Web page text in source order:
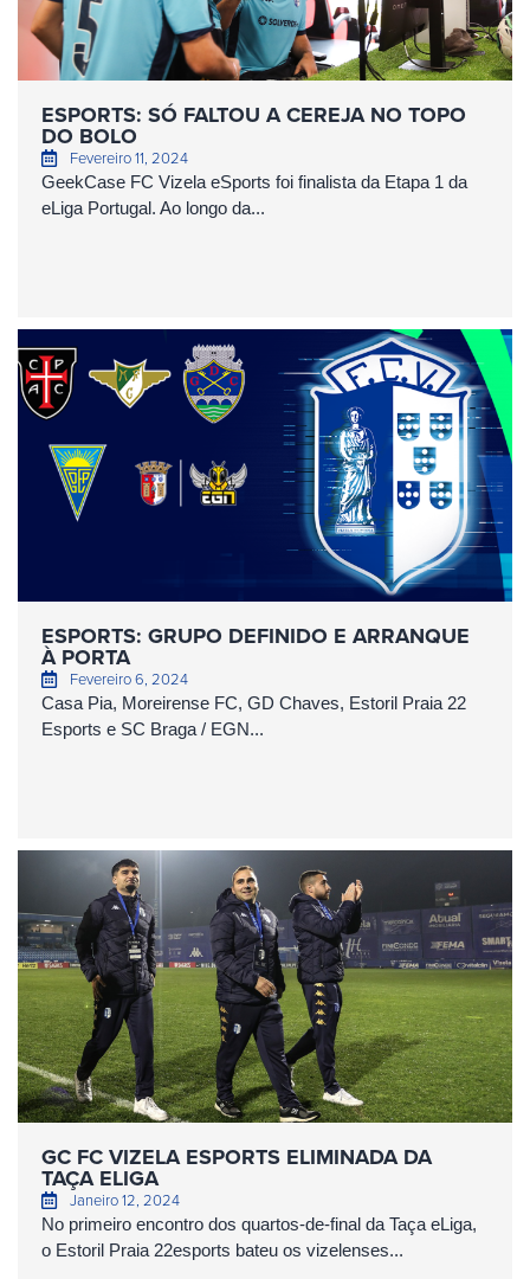
ESPORTS: SÓ FALTOU A CEREJA NO TOPO
DO BOLO
Fevereiro 11, 2024
GeekCase FC Vizela eSports foi finalista da Etapa 1 da
eLiga Portugal. Ao longo da...
ESPORTS: GRUPO DEFINIDO E ARRANQUE
À PORTA
Fevereiro 6, 2024
Casa Pia, Moreirense FC, GD Chaves, Estoril Praia 22
Esports e SC Braga / EGN...
GC FC VIZELA ESPORTS ELIMINADA DA
TAÇA ELIGA
Janeiro 12, 2024
No primeiro encontro dos quartos-de-final da Taça eLiga,
o Estoril Praia 22esports bateu os vizelenses...